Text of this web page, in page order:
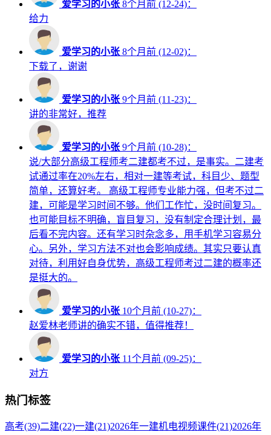
爱学习的小张 8个月前 (12-24)：
给力
爱学习的小张 8个月前 (12-02)：
下载了，谢谢
爱学习的小张 9个月前 (11-23)：
讲的非常好，推荐
爱学习的小张 9个月前 (10-28)：
说/大部分高级工程师考二建都考不过，是事实。二建考
试通过率在20%左右，相对一建等考试，科目少、题型
简单，还算好考。 高级工程师专业能力强，但考不过二
建，可能是学习时间不够。他们工作忙，没时间复习。
也可能目标不明确，盲目复习，没有制定合理计划，最
后看不完内容。还有学习时杂念多，用手机学习容易分
心。另外，学习方法不对也会影响成绩。其实只要认真
对待，利用好自身优势，高级工程师考过二建的概率还
是挺大的。
爱学习的小张 10个月前 (10-27)：
赵爱林老师讲的确实不错，值得推荐！
爱学习的小张 11个月前 (09-25)：
对方
热门标签
高考(39)二建(22)一建(21)2026年一建机电视频课件(21)2026年